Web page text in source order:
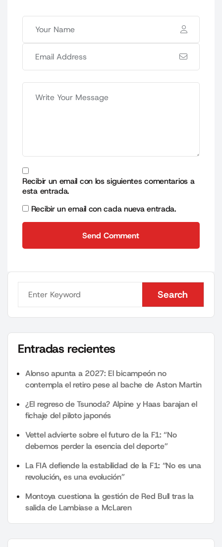
Recibir un email con los siguientes comentarios a
esta entrada.
Recibir un email con cada nueva entrada.
Send Comment
Search
Search
Entradas recientes
Alonso apunta a 2027: El bicampeón no
contempla el retiro pese al bache de Aston Martin
¿El regreso de Tsunoda? Alpine y Haas barajan el
fichaje del piloto japonés
Vettel advierte sobre el futuro de la F1: “No
debemos perder la esencia del deporte”
La FIA defiende la estabilidad de la F1: “No es una
revolución, es una evolución”
Montoya cuestiona la gestión de Red Bull tras la
salida de Lambiase a McLaren